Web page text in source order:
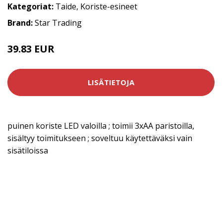
Kategoriat: Taide, Koriste-esineet
Brand:Star Trading
39.83 EUR
LISÄTIETOJA
puinen koriste LED valoilla ; toimii 3xAA paristoilla,
sisältyy toimitukseen ; soveltuu käytettäväksi vain
sisätiloissa